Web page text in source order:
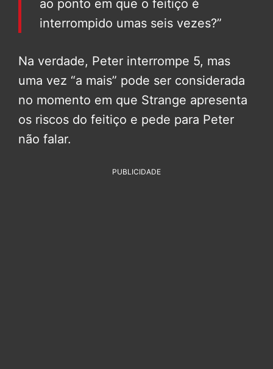
ao ponto em que o feitiço é
interrompido umas seis vezes?”
Na verdade, Peter interrompe 5, mas
uma vez “a mais” pode ser considerada
no momento em que Strange apresenta
os riscos do feitiço e pede para Peter
não falar.
PUBLICIDADE